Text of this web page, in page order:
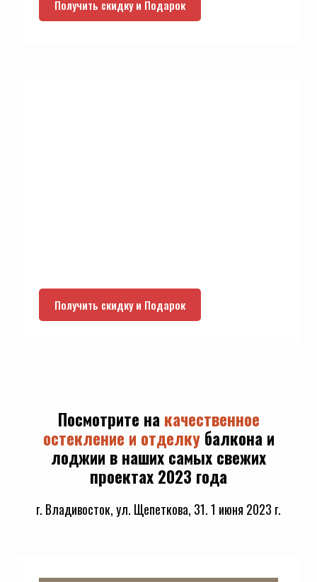
Получить скидку и Подарок
Получить скидку и Подарок
Посмотрите на качественное
остекление и отделкубалкона и
лоджии в наших самых свежих
проектах 2023 года
г. Владивосток, ул. Щепеткова, 31. 1 июня 2023 г.